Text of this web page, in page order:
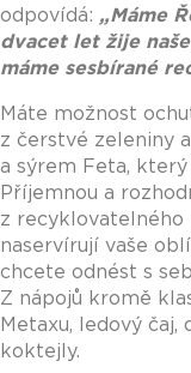
odpovídá: „Máme
dvacet let žije
máme sesbírané
Máte možnost
z čerstvé zeleniny
a sýrem Feta,
Příjemnou a
z recyklovatelného
naservírují vaše
chcete odnést s
Z nápojů kromě
Metaxu, ledový čaj,
koktejly.